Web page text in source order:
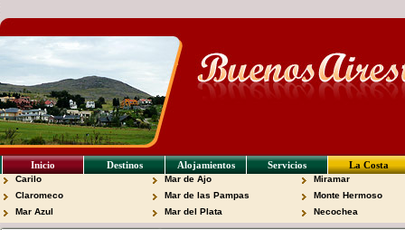
Inicio Destinos Alojamientos Servicios La Costa
Carilo
Claromeco
Mar Azul
Mar de Ajo
Mar de las Pampas
Mar del Plata
Miramar
Monte Hermoso
Necochea